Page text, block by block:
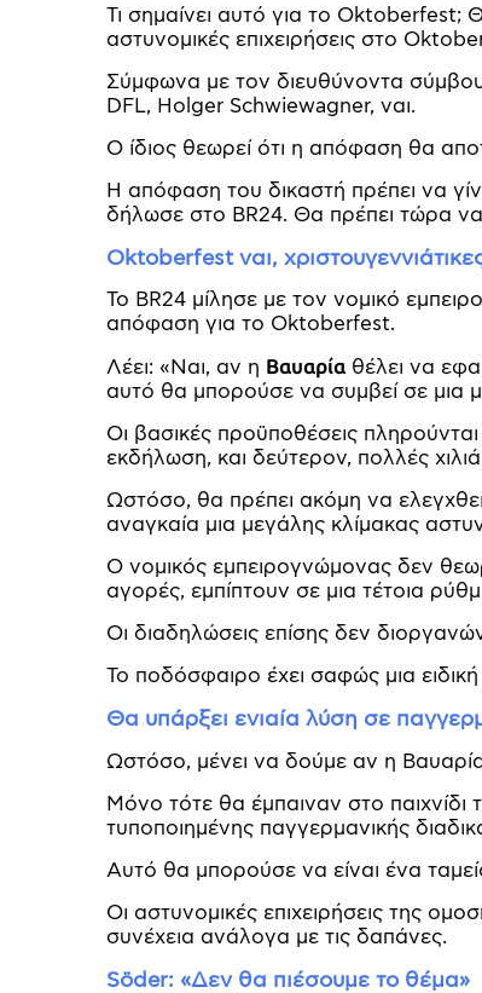
Τι σημαίνει αυτό για το Oktoberfest;
αστυνομικές επιχειρήσεις στο
Σύμφωνα με τον διευθύνοντα
DFL, Holger Schwiewagner, ναι.
Ο ίδιος θεωρεί ότι η απόφαση θα
Η απόφαση του δικαστή πρέπει να
δήλωσε στο BR24. Θα πρέπει τώρα
Oktoberfest ναι,
Το BR24 μίλησε με τον νομικό
απόφαση για το Oktoberfest.
Λέει: «Ναι, αν η Βαυαρία θέλει να
αυτό θα μπορούσε να συμβεί σε
Οι βασικές προϋποθέσεις
εκδήλωση, και δεύτερον, πολλές
Ωστόσο, θα πρέπει ακόμη να
αναγκαία μια μεγάλης κλίμακας
Ο νομικός εμπειρογνώμονας δεν
αγορές, εμπίπτουν σε μια τέτοια
Οι διαδηλώσεις επίσης δεν
Το ποδόσφαιρο έχει σαφώς μια
Θα υπάρξει ενιαία λύση σε
Ωστόσο, μένει να δούμε αν η
Μόνο τότε θα έμπαιναν στο παιχνίδι
τυποποιημένης παγγερμανικής
Αυτό θα μπορούσε να είναι ένα
Οι αστυνομικές επιχειρήσεις της
συνέχεια ανάλογα με τις δαπάνες.
Söder: «Δεν θα πιέσουμε το θέμα»